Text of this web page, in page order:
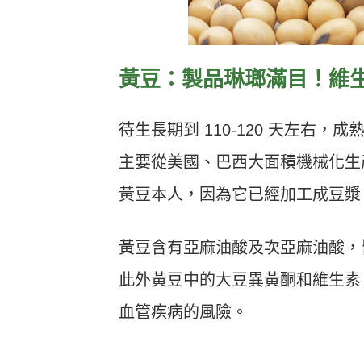
黃豆：製品琳瑯滿目！維
待生長期到 110-120 天左右，成
主要從美國、巴西大面積機械化
黃豆本人，因為它已經加工成豆
黃豆含有亞麻油酸及次亞麻油酸
此外黃豆中的大豆異黃酮和維生
血管疾病的風險。